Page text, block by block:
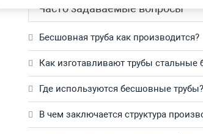
Часто задаваемые вопросы
Бесшовная труба как производится?
Как изготавливают трубы стальные
Где используются бесшовные трубы?
В чем заключается структура